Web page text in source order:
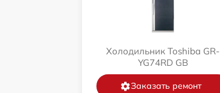
Холодильник Toshiba GR-
YG74RD GB
Заказать ремонт